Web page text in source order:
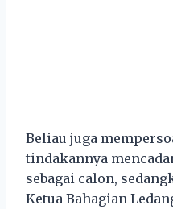
Beliau juga
tindakannya
sebagai calon,
Ketua Bahagian